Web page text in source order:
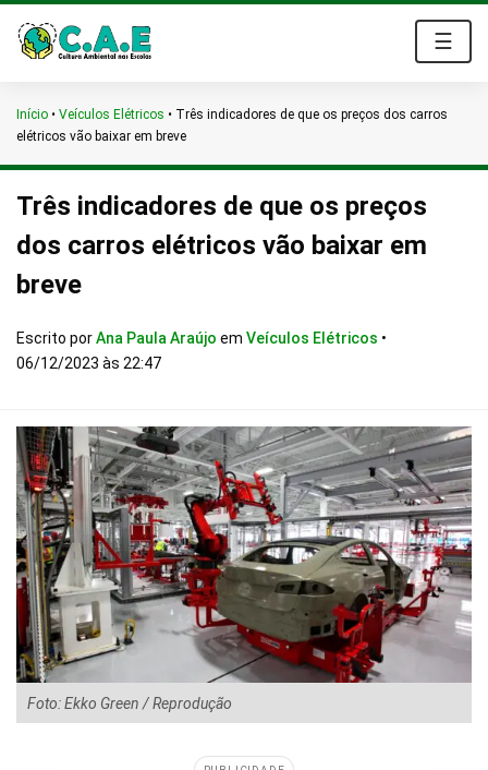
☰
Início • Veículos Elétricos • Três indicadores de que os preços dos carros
elétricos vão baixar em breve
Três indicadores de que os preços
dos carros elétricos vão baixar em
breve
Escrito porAna Paula Araújo em Veículos Elétricos •
06/12/2023 às 22:47
Foto: Ekko Green / Reprodução